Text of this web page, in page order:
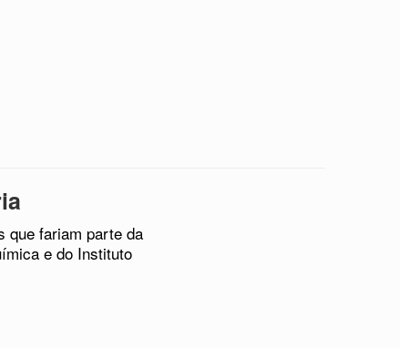
que fariam parte da
e do Instituto